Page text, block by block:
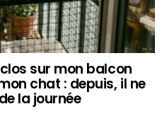
sur mon balcon
chat : depuis, il ne
la journée